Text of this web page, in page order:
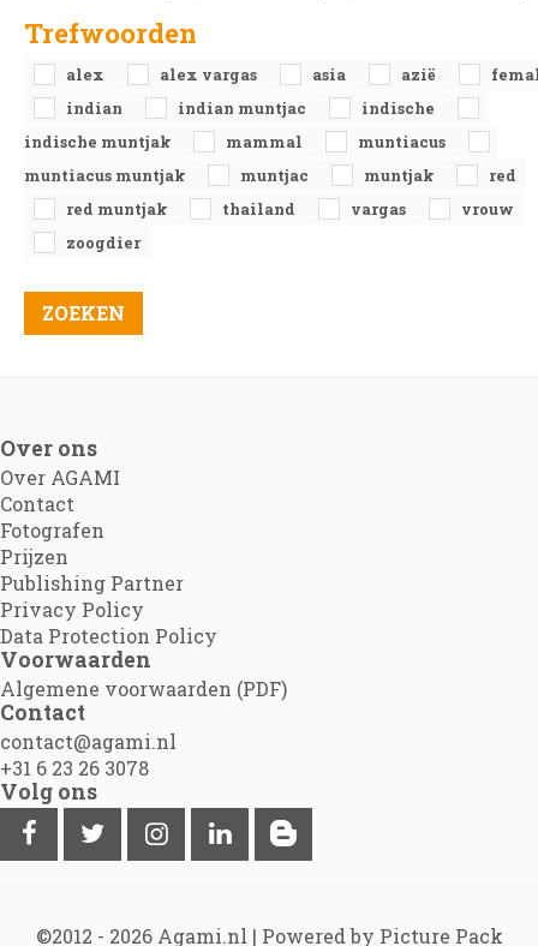
Trefwoorden
alex alex vargas asia azië
indian
indian muntjac
indische
indische muntjak
mammal
muntiacus
muntiacus muntjak
muntjac muntjak
red
red muntjak
thailand vargas
vrouw
zoogdier
Over ons
Over AGAMI
Contact
Fotografen
Prijzen
Publishing Partner
Privacy Policy
Data Protection Policy
Voorwaarden
Algemene voorwaarden (PDF)
Contact
contact@agami.nl
+31 6 23 26 3078
Volg ons
©2012 - 2026 Agami.nl | Powered by Picture Pack